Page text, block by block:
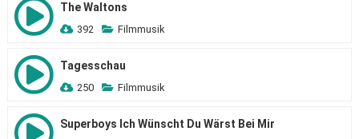
The Waltons
392 Filmmusik
Tagesschau
250 Filmmusik
Superboys Ich Wünscht Du Wärst Bei Mir